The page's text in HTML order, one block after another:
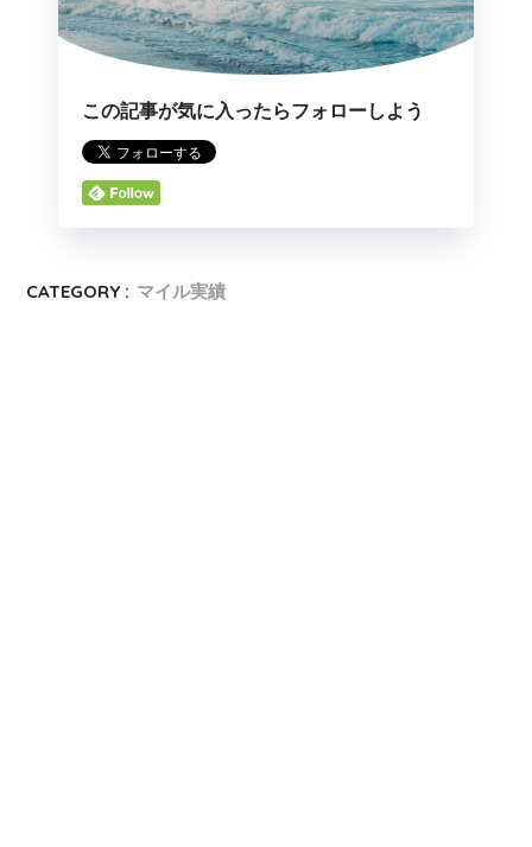
この記事が気に入ったらフォローしよう
CATEGORY : マイル実績